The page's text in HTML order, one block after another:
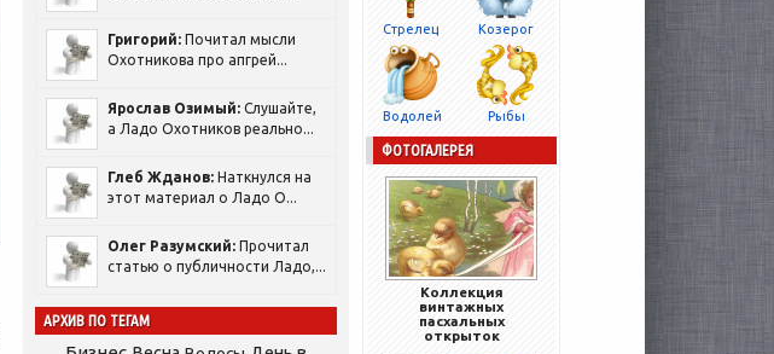
Григорий: Почитал мысли
Охотникова про апгрей...
Ярослав Озимый: Слушайте,
а Ладо Охотников реально...
Глеб Жданов: Наткнулся на
этот материал о Ладо О...
Олег Разумский: Прочитал
статью о публичности Ладо,...
АРХИВ ПО ТЕГАМ
Стрелец Козерог
Водолей Рыбы
ФОТОГАЛЕРЕЯ
Коллекция
винтажных
пасхальных
открыток